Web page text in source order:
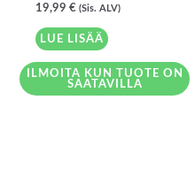
19,99 € (Sis. ALV)
LUE LISÄÄ
ILMOITA KUN TUOTE ON
SAATAVILLA